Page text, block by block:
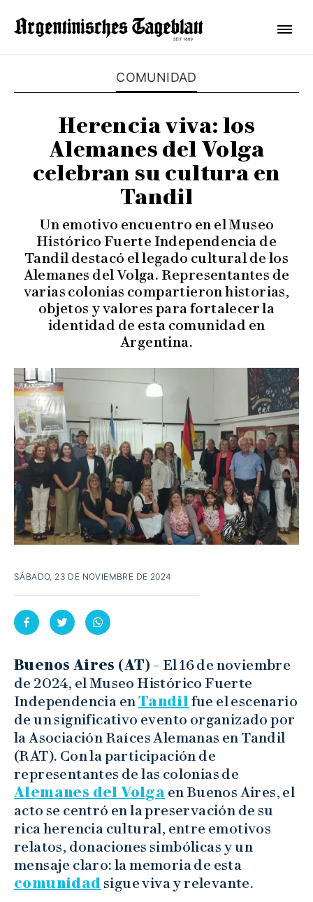
COMUNIDAD
Herencia viva: los
Alemanes del Volga
celebran su cultura en
Tandil
Un emotivo encuentro en el Museo
Histórico Fuerte Independencia de
Tandil destacó el legado cultural de los
Alemanes del Volga. Representantes de
varias colonias compartieron historias,
objetos y valores para fortalecer la
identidad de esta comunidad en
Argentina.
SÁBADO, 23 DE NOVIEMBRE DE 2024
Buenos Aires (AT) – El 16 de noviembre
de 2024, el Museo Histórico Fuerte
Independencia enTandilfue el escenario
de un significativo evento organizado por
la Asociación Raíces Alemanas en Tandil
(RAT). Con la participación de
representantes de las colonias de
Alemanes del Volga en Buenos Aires, el
acto se centró en la preservación de su
rica herencia cultural, entre emotivos
relatos, donaciones simbólicas y un
mensaje claro: la memoria de esta
comunidadsigue viva y relevante.